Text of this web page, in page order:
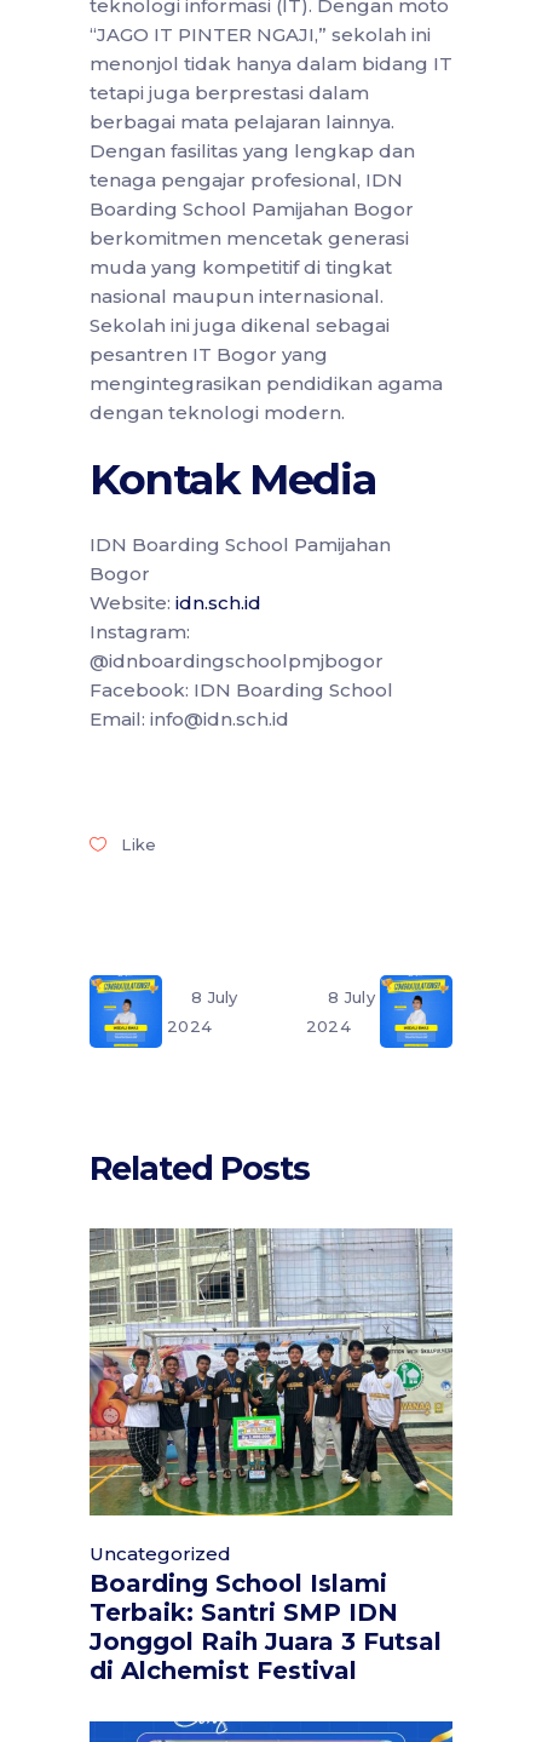
teknologi informasi (IT). Dengan moto
“JAGO IT PINTER NGAJI,” sekolah ini
menonjol tidak hanya dalam bidang IT
tetapi juga berprestasi dalam
berbagai mata pelajaran lainnya.
Dengan fasilitas yang lengkap dan
tenaga pengajar profesional, IDN
Boarding School Pamijahan Bogor
berkomitmen mencetak generasi
muda yang kompetitif di tingkat
nasional maupun internasional.
Sekolah ini juga dikenal sebagai
pesantren IT Bogor yang
mengintegrasikan pendidikan agama
dengan teknologi modern.
Kontak Media
IDN Boarding School Pamijahan
Bogor
Website: idn.sch.id
Instagram:
@idnboardingschoolpmjbogor
Facebook: IDN Boarding School
Email: info@idn.sch.id
Like
8 July
2024
8 July
2024
Related Posts
Uncategorized
Boarding School Islami
Terbaik: Santri SMP IDN
Jonggol Raih Juara 3 Futsal
di Alchemist Festival